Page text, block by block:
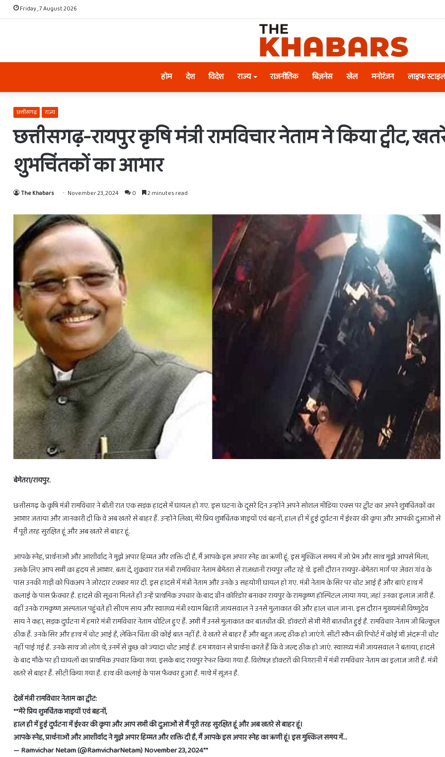
Friday , 7 August 2026
होम देश विदेश राज्य राजनीतिक बिज़नेस खेल मनोरंजन लाइफ स्टाइल
छत्तीसगढ़ राज्य
छत्तीसगढ़-रायपुर कृषि मंत्री रामविचार नेताम ने किया
शुभचिंतकों का आभार
The Khabars November 23, 2024 0 2 minutes read
बेमेतरा/रायपुर.
छत्तीसगढ़ के कृषि मंत्री रामविचार ने बीती रात एक सड़क हादसे में घायल हो गए. इस घटना के दूसरे दिन उन्होंने अपने सोशल मीडिया एक्स पर ट्वीट कर अपने शुभचिंतकों का
आभार जताया और जानकारी दी कि वे अब खतरे से बाहर हैं. उन्होंने लिखा, मेरे प्रिय शुभचिंतक भाइयों एवं बहनों, हाल ही में हुई दुर्घटना में ईश्वर की कृपा और आपकी दुआओं से
मैं पूरी तरह सुरक्षित हूं और अब खतरे से बाहर हूं.
आपके स्नेह, प्रार्थनाओं और आशीर्वाद ने मुझे अपार हिम्मत और शक्ति दी है, मैं आपके इस अपार स्नेह का ऋणी हूं. इस मुश्किल समय में जो प्रेम और साथ मुझे आपसे मिला,
उसके लिए आप सभी का हृदय से आभार. बता दें, शुक्रवार रात मंत्री रामविचार नेताम बेमेतरा से राजधानी रायपुर लौट रहे थे. इसी दौरान रायपुर-बेमेतरा मार्ग पर जेवरा गांव के
पास उनकी गाड़ी को पिकअप ने जोरदार टक्कर मार दी. इस हादसे में मंत्री नेताम और उनके 3 सहयोगी घायल हो गए. मंत्री नेताम के सिर पर चोट आई है और बाएं हाथ में
कलाई के पास फ्रैक्चर है. हादसे की सूचना मिलते ही उन्हें प्राथमिक उपचार के बाद ग्रीन कॉरिडोर बनाकर रायपुर के रामकृष्ण हॉस्पिटल लाया गया, जहां उनका इलाज जारी है.
वहीं उनके रामकृष्ण अस्पताल पहुंचते ही सीएम साय और स्वास्थ्य मंत्री श्याम बिहारी जायसवाल ने उनसे मुलाकात की और हाल चाल जाना. इस दौरान मुख्यमंत्री विष्णुदेव
साय ने कहा, सड़क दुर्घटना में हमारे मंत्री रामविचार नेताम चोटिल हुए हैं. अभी मैं उनसे मुलाकात कर बातचीत की. डॉक्टरों से भी मेरी बातचीत हुई है. रामविचार नेताम जी बिल्कुल
ठीक हैं. उनके सिर और हाथ में चोट आई है, लेकिन चिंता की कोई बात नहीं है. वे खतरे से बाहर हैं और बहुत जल्द ठीक हो जाएंगे. सीटी स्कैन की रिपोर्ट में कोई भी अंदरूनी चोट
नहीं पाई गई है. उनके साथ जो लोग थे, उनमें से कुछ को ज्यादा चोट आई है. हम भगवान से प्रार्थना करते हैं कि वे जल्द ठीक हो जाएं. स्वास्थ्य मंत्री जायसवाल ने बताया, हादसे
के बाद मौके पर ही घायलों का प्राथमिक उपचार किया गया. इसके बाद रायपुर रेफर किया गया है. विशेषज्ञ डॉक्टरों की निगरानी में मंत्री रामविचार नेताम का इलाज जारी है. मंत्री
खतरे से बाहर हैं. सीटी किया गया है. हाथ की कलाई के पास फैक्चर हुआ है. माथे में सूजन है.
देखें मंत्री रामविचार नेताम का ट्वीट:
""मेरे प्रिय शुभचिंतक भाइयों एवं बहनों,
हाल ही में हुई दुर्घटना में ईश्वर की कृपा और आप सभी की दुआओं से मैं पूरी तरह सुरक्षित हूं और अब खतरे से बाहर हूं।
आपके स्नेह, प्रार्थनाओं और आशीर्वाद ने मुझे अपार हिम्मत और शक्ति दी है, मैं आपके इस अपार स्नेह का ऋणी हूं। इस मुश्किल समय में…
— Ramvichar Netam (@RamvicharNetam) November 23, 2024""
28
राशियों
को
होगा
ही
लाभ
February 27, 2025
28 फरवरी से 3 राशियों को होगा लाभ ही लाभ
के
लिए
मिलेगा
सिर्फ
1
घंटा
का
ही
समय
February 28, 2025
होलिका दहन के लिए मिलेगा सिर्फ 1 घंटा का ही समय
आठ
दिन
पहले
शुरू
होता
होलाष्टक,
भूल
से
भी
खरीदें
February 28, 2025
होली से आठ
खरीदें ये चीजें